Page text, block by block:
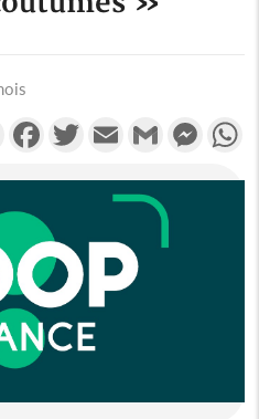
PartagerFacebookTwitterEmail Gmail